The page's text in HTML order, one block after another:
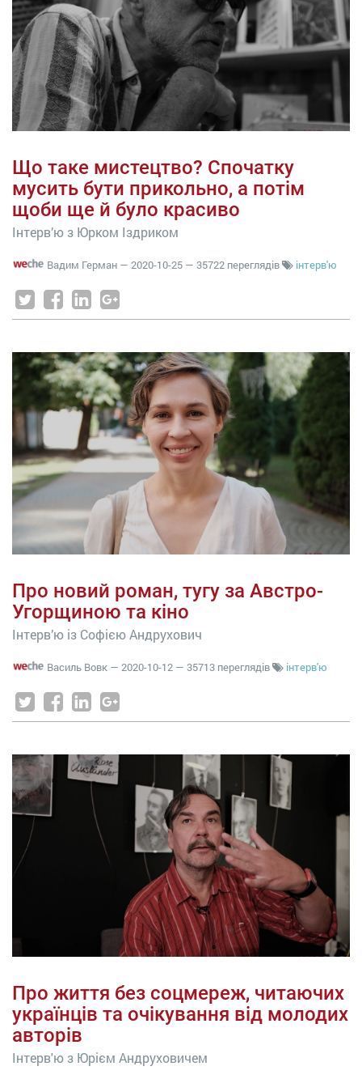
Що таке мистецтво? Спочатку
мусить бути прикольно, а потім
щоби ще й було красиво
Інтерв’ю з Юрком Іздриком
Вадим Герман — 2020-10-25 — 35722 переглядів інтерв'ю
Про новий роман, тугу за Австро-
Угорщиною та кіно
Інтерв’ю із Софією Андрухович
Василь Вовк — 2020-10-12 — 35713 переглядів інтерв'ю
Про життя без соцмереж, читаючих
українців та очікування від молодих
авторів
Інтерв'ю з Юрієм Андруховичем